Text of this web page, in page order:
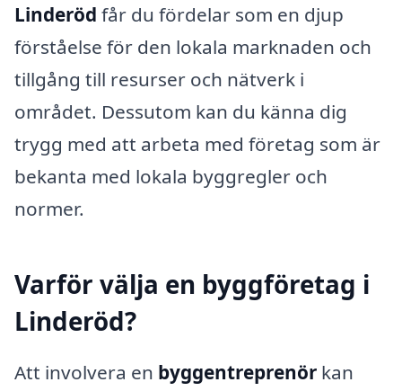
Linderöd får du fördelar som en djup
förståelse för den lokala marknaden och
tillgång till resurser och nätverk i
området. Dessutom kan du känna dig
trygg med att arbeta med företag som är
bekanta med lokala byggregler och
normer.
Varför välja en byggföretag i
Linderöd?
Att involvera en byggentreprenör kan